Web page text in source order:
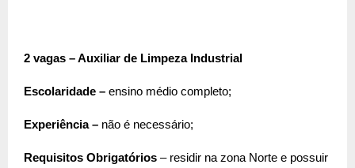
2 vagas – Auxiliar de Limpeza Industrial
Escolaridade – ensino médio completo;
Experiência – não é necessário;
Requisitos Obrigatórios – residir na zona Norte e possuir